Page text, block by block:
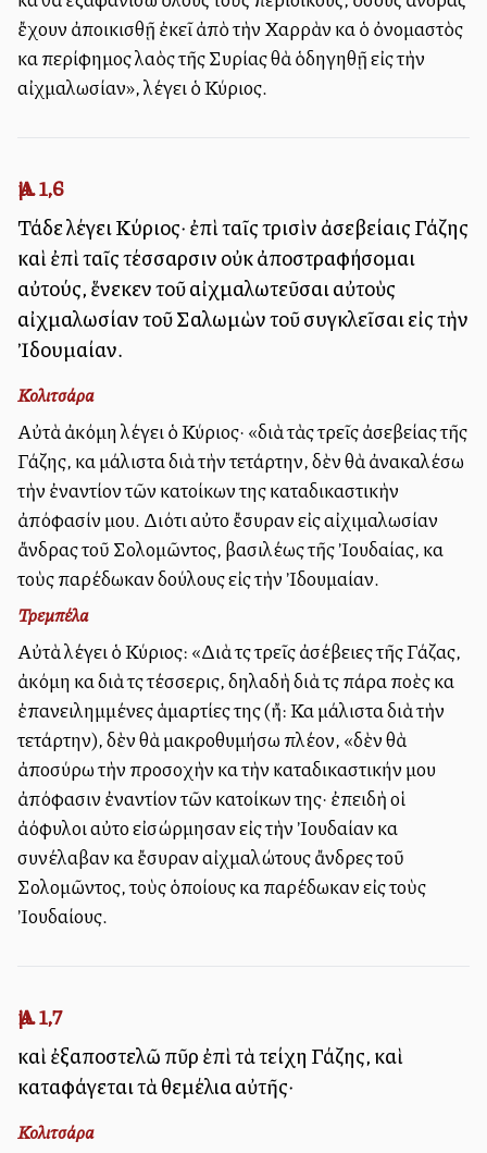
ἔχουν ἀποικισθῇ ἐκεῖ ἀπὸ τὴν Χαρρὰν καὶ ὁ ὀνομαστὸς
καὶ περίφημος λαὸς τῆς Συρίας θὰ ὁδηγηθῇ εἰς τὴν
αἰχμαλωσίαν», λέγει ὁ Κύριος.
Ἀμ. 1,6
Τάδε λέγει Κύριος· ἐπὶ ταῖς τρισὶν ἀσεβείαις Γάζης
καὶ ἐπὶ ταῖς τέσσαρσιν οὐκ ἀποστραφήσομαι
αὐτούς, ἕνεκεν τοῦ αἰχμαλωτεῦσαι αὐτοὺς
αἰχμαλωσίαν τοῦ Σαλωμὼν τοῦ συγκλεῖσαι εἰς τὴν
Ἰδουμαίαν.
Κολιτσάρα
Αὐτὰ ἀκόμη λέγει ὁ Κύριος· «διὰ τὰς τρεῖς ἀσεβείας τῆς
Γάζης, καὶ μάλιστα διὰ τὴν τετάρτην, δὲν θὰ ἀνακαλέσω
τὴν ἐναντίον τῶν κατοίκων της καταδικαστικὴν
ἀπόφασίν μου. Διότι αὐτοὶ ἔσυραν εἰς αἰχιμαλωσίαν
ἄνδρας τοῦ Σολομῶντος, βασιλέως τῆς Ἰουδαίας, καὶ
τοὺς παρέδωκαν δούλους εἰς τὴν Ἰδουμαίαν.
Τρεμπέλα
Αὐτὰ λέγει ὁ Κύριος: «Διὰ τὶς τρεῖς ἀσέβειες τῆς Γάζας,
ἀκόμη καὶ διὰ τὶς τέσσερις, δηλαδὴ διὰ τὶς πάρα πολλὲς καὶ
ἐπανειλημμένες ἁμαρτίες της (ἤ: Καὶ μάλιστα διὰ τὴν
τετάρτην), δὲν θὰ μακροθυμήσω πλέον, «δὲν θὰ
ἀποσύρω τὴν προσοχὴν καὶ τὴν καταδικαστικήν μου
ἀπόφασιν ἐναντίον τῶν κατοίκων της· ἐπειδὴ οἱ
ἀλλόφυλοι αὐτοὶ εἰσώρμησαν εἰς τὴν Ἰουδαίαν καὶ
συνέλαβαν καὶ ἔσυραν αἰχμαλώτους ἄνδρες τοῦ
Σολομῶντος, τοὺς ὁποίους καὶ παρέδωκαν εἰς τοὺς
Ἰουδαίους.
Ἀμ. 1,7
καὶ ἐξαποστελῶ πῦρ ἐπὶ τὰ τείχη Γάζης, καὶ
καταφάγεται τὰ θεμέλια αὐτῆς·
Κολιτσάρα